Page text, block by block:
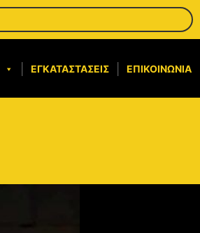
ΕΓΚΑΤΑΣΤΆΣΕΙΣ ΕΠΙΚΟΙΝΩΝΊΑ